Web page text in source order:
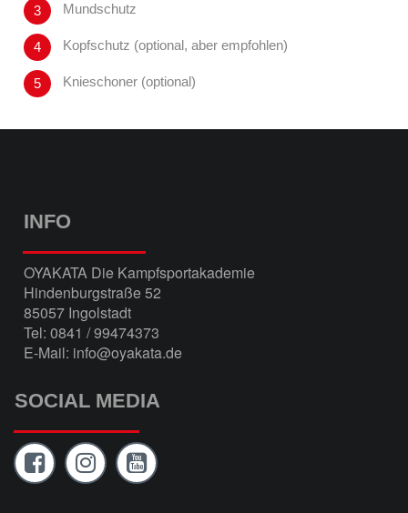
Mundschutz
Kopfschutz (optional, aber empfohlen)
Knieschoner (optional)
INFO
OYAKATA Die Kampfsportakademie
Hindenburgstraße 52
85057 Ingolstadt
Tel: 0841 / 99474373
E-Mail: info@oyakata.de
SOCIAL MEDIA